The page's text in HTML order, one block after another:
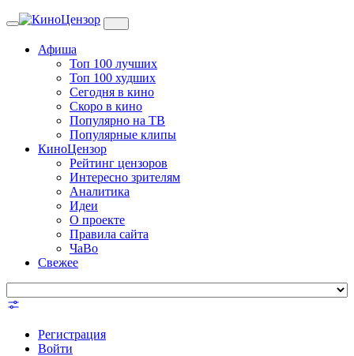
Toggle
Афиша
Топ 100 лучших
Топ 100 худших
Сегодня в кино
Скоро в кино
Популярно на ТВ
Популярные клипы
КиноЦензор
Рейтинг цензоров
Интересно зрителям
Аналитика
Идеи
О проекте
Правила сайта
ЧаВо
Свежее
Регистрация
Войти